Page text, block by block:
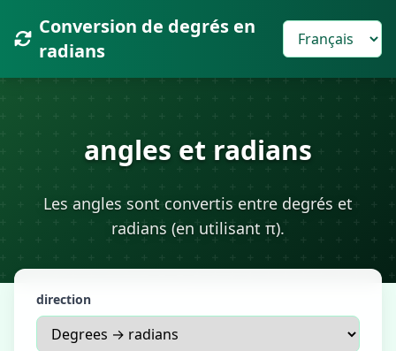
Conversion de degrés en
radians
angles et radians
Les angles sont convertis entre degrés et
radians (en utilisant π).
direction